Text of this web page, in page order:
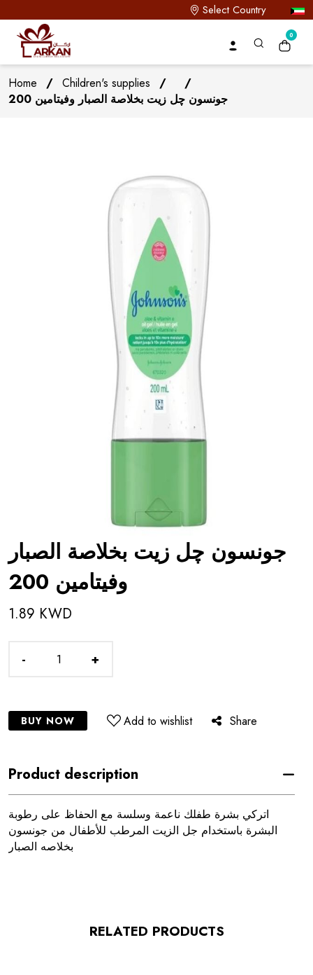
Select Country
0
Home / Children's supplies /
/
جونسون چل زيت بخلاصة الصبار وفيتامين 200
جونسون چل زيت بخلاصة الصبار
وفيتامين 200
1.89 KWD
- +
BUY NOW Add to wishlist Share
Product description
اتركي بشرة طفلك ناعمة وسلسة مع الحفاظ على رطوبة
البشرة باستخدام جل الزيت المرطب للأطفال من جونسون
بخلاصه الصبار
RELATED PRODUCTS